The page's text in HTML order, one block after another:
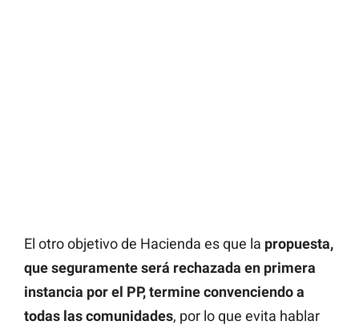
El otro objetivo de Hacienda es que la propuesta,
que seguramente será rechazada en primera
instancia por el PP, termine convenciendo a
todas las comunidades, por lo que evita hablar